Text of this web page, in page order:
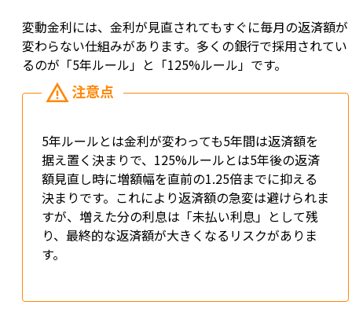
変動金利には、金利が見直されてもすぐに毎月の返済額が
変わらない仕組みがあります。多くの銀行で採用されてい
るのが「5年ルール」と「125%ルール」です。
5年ルールとは金利が変わっても5年間は返済額を
据え置く決まりで、125%ルールとは5年後の返済
額見直し時に増額幅を直前の1.25倍までに抑える
決まりです。これにより返済額の急変は避けられま
すが、増えた分の利息は「未払い利息」として残
り、最終的な返済額が大きくなるリスクがありま
す。